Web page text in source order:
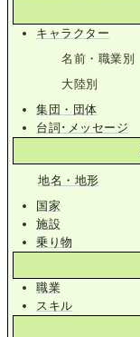
キャラクター
名前・職業別
大陸別
集団・団体
台詞･メッセージ
地名・地形
国家
施設
乗り物
職業
スキル